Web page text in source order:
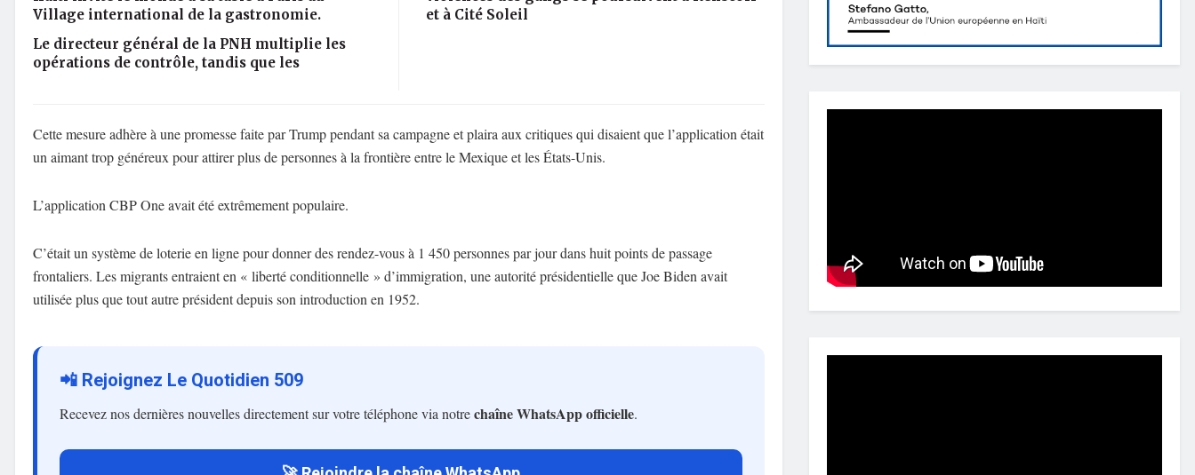
Village international de la gastronomie.
Le directeur général de la PNH multiplie les
opérations de contrôle, tandis que les
et à Cité Soleil
Cette mesure adhère à une promesse faite par Trump pendant sa campagne et plaira aux critiques qui disaient que l’application était
un aimant trop généreux pour attirer plus de personnes à la frontière entre le Mexique et les États-Unis.
L’application CBP One avait été extrêmement populaire.
C’était un système de loterie en ligne pour donner des rendez-vous à 1 450 personnes par jour dans huit points de passage
frontaliers. Les migrants entraient en « liberté conditionnelle » d’immigration, une autorité présidentielle que Joe Biden avait
utilisée plus que tout autre président depuis son introduction en 1952.
📲 Rejoignez Le Quotidien 509
Recevez nos dernières nouvelles directement sur votre téléphone via notrechaîne WhatsApp officielle.